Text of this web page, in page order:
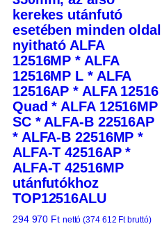
kerekes utánfutó
esetében minden oldal
nyitható ALFA
12516MP * ALFA
12516MP L * ALFA
12516AP * ALFA 12516
Quad * ALFA 12516MP
SC * ALFA-B 22516AP
* ALFA-B 22516MP *
ALFA-T 42516AP *
ALFA-T 42516MP
utánfutókhoz
TOP12516ALU
294 970 Ft nettó (374 612 Ftbruttó)